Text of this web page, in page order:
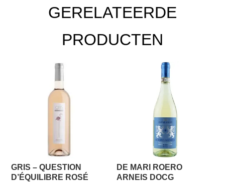
GERELATEERDE
PRODUCTEN
GRIS – QUESTION
D’ÉQUILIBRE ROSÉ
DE MARI ROERO
ARNEIS DOCG